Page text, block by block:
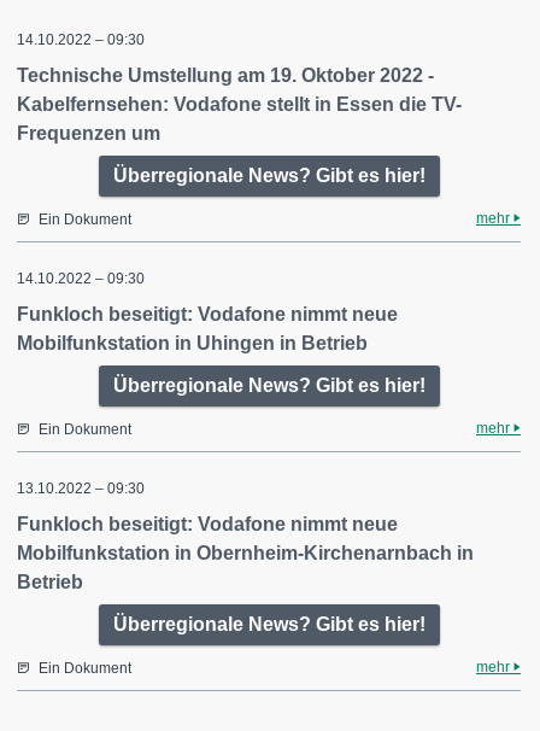
14.10.2022 – 09:30
Technische Umstellung am 19. Oktober 2022 -
Kabelfernsehen: Vodafone stellt in Essen die TV-
Frequenzen um
Überregionale News? Gibt es hier!
Ein Dokument mehr
14.10.2022 – 09:30
Funkloch beseitigt: Vodafone nimmt neue
Mobilfunkstation in Uhingen in Betrieb
Überregionale News? Gibt es hier!
Ein Dokument mehr
13.10.2022 – 09:30
Funkloch beseitigt: Vodafone nimmt neue
Mobilfunkstation in Obernheim-Kirchenarnbach in
Betrieb
Überregionale News? Gibt es hier!
Ein Dokument mehr